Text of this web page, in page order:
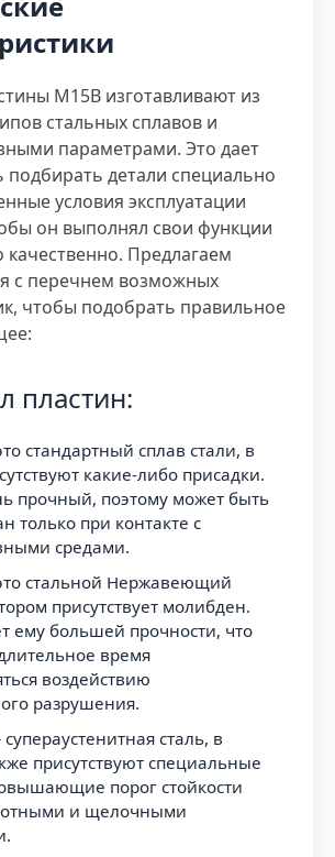
M15B изготавливают из
стальных сплавов и
параметрами. Это дает
детали специально
условия эксплуатации
он выполнял свои функции
Предлагаем
с перечнем возможных
чтобы подобрать правильное
пластин:
стандартный сплав стали, в
какие-либо присадки.
прочный, поэтому может быть
только при контакте с
средами.
стальной Нержавеющий
присутствует молибден.
ему большей прочности, что
время
воздействию
разрушения.
сталь, в
присутствуют специальные
порог стойкости
и щелочными